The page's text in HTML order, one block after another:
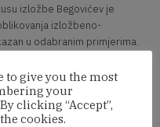
izložbe Begovićev je
izložbeno-
u odabranim primjerima.
muzeja arhitekture HAZU
to give you the most
your
clicking “Accept”,
cookies.